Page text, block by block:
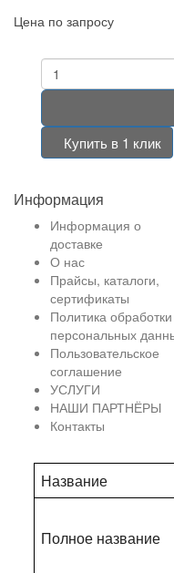
Цена по запросу
Купить в 1 клик
Информация
Информация о
доставке
О нас
Прайсы, каталоги,
сертификаты
Политика обработки
персональных
Пользовательское
соглашение
УСЛУГИ
НАШИ ПАРТНЁРЫ
Контакты
Название
Полное название